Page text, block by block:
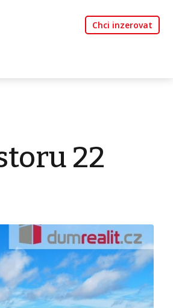
Chci inzerovat
22